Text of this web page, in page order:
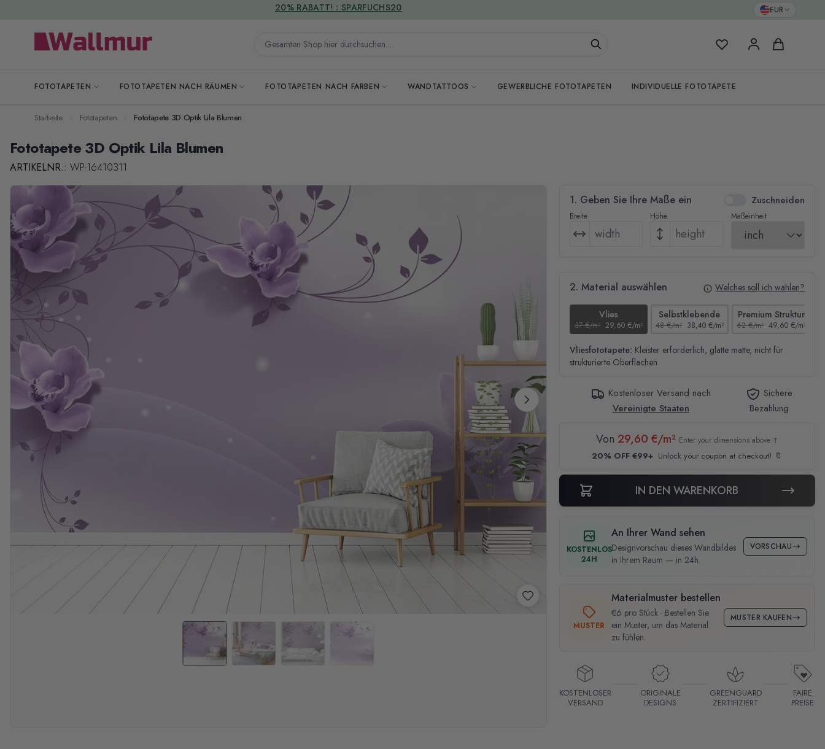
EUR
Gesamten Shop hier durchsuchen... Meine FavoritenWarenkorb
FOTOTAPETEN FOTOTAPETEN NACH RÄUMEN FOTOTAPETEN NACH FARBEN WANDTATTOOS GEWERBLICHE FOTOTAPETEN INDIVIDUELLE FOTOTAPETE
VERSANDKOSTENFREI
Startseite Fototapeten Fototapete 3D Optik Lila Blumen
Fototapete 3D Optik Lila Blumen
ARTIKELNR.: WP-16410311
1. Geben Sie Ihre Maße ein Zuschneiden
Breite Höhe Maßeinheit
2. Material auswählen Welches soll ich wählen?
Vlies
37 €/m² 29,60 €/m²
Selbstklebende
48 €/m² 38,40 €/m²
Premium Struktur
62 €/m² 49,60 €/m²
Vliesfototapete: Kleister erforderlich, glatte matte, nicht für
strukturierte Oberflächen
Kostenloser Versand nach
Vereinigte Staaten
Sichere
Bezahlung
Von 29,60 €/m² Enter your dimensions above ↑
20% OFF €99+ Unlock your coupon at checkout! 🔖
IN DEN WARENKORB
KOSTENLOS
24H
An Ihrer Wand sehen
Designvorschau dieses Wandbildes
in Ihrem Raum — in 24h.
VORSCHAU
MUSTER
Materialmuster bestellen
€6 pro Stück · Bestellen Sie
ein Muster, um das Material
zu fühlen.
MUSTER KAUFEN
KOSTENLOSER
VERSAND
ORIGINALE
DESIGNS
GREENGUARD
ZERTIFIZIERT
FAIRE
PREISE